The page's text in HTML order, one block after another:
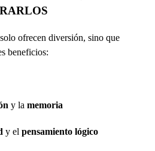
ofrecen diversión, sino que
beneficios:
y la memoria
y el pensamiento lógico